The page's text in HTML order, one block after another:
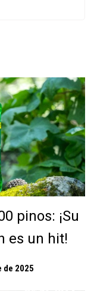
pinos: ¡Su
es un hit!
de 2025